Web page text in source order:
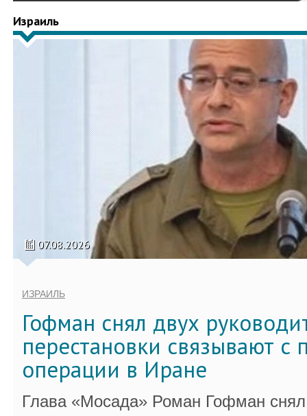
Израиль
07.08.2026
ИЗРАИЛЬ
Гофман снял двух
перестановки связывают с
операции в Иране
Глава «Мосада» Роман Гофман снял